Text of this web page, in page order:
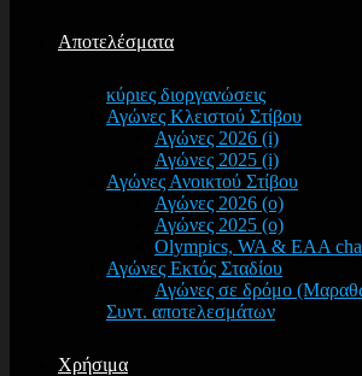
Αποτελέσματα
κύριες διοργανώσεις
Αγώνες Κλειστού Στίβου
Αγώνες 2026 (i)
Αγώνες 2025 (i)
Αγώνες Ανοικτού Στίβου
Αγώνες 2026 (o)
Αγώνες 2025 (o)
Olympics, WA & EAA
Αγώνες Εκτός Σταδίου
Αγώνες σε δρόμο
Συντ. αποτελεσμάτων
Χρήσιμα